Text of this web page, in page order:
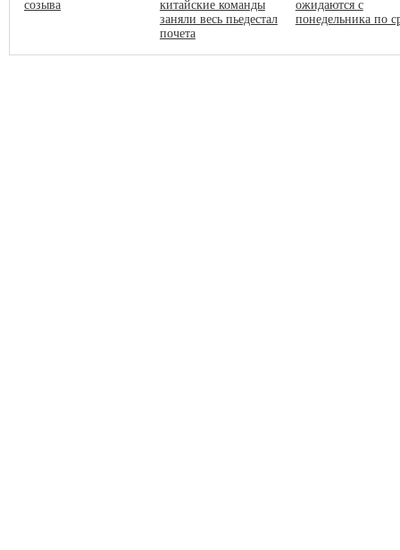
созыва
китайские команды
заняли весь пьедестал
почета
ожидаются с
понедельника по